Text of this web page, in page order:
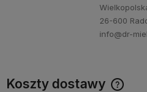
26-600
info@dr-
Koszty dostawy